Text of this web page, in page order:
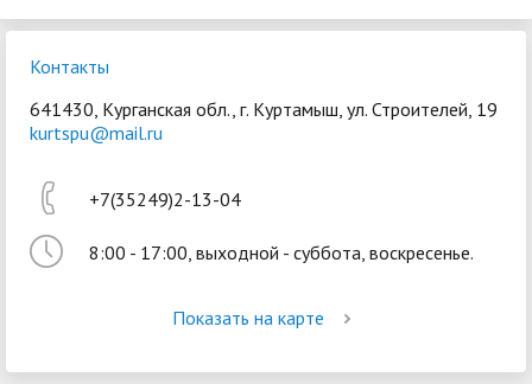
Войти
Контакты
641430, Курганская обл., г. Куртамыш, ул. Строителей, 19
kurtspu@mail.ru
+7(35249)2-13-04
8:00 - 17:00, выходной - суббота, воскресенье.
Показать на карте